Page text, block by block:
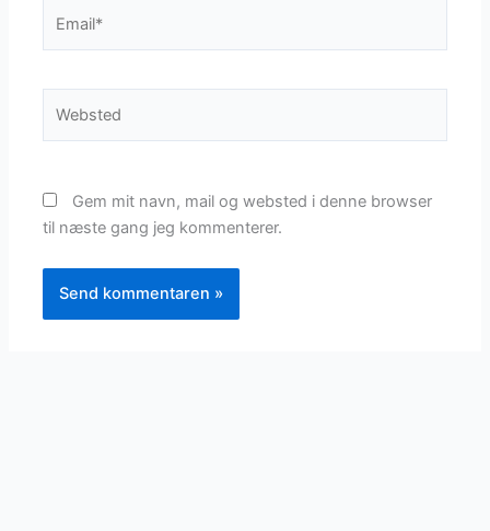
Gem mit navn, mail og websted i denne browser
til næste gang jeg kommenterer.